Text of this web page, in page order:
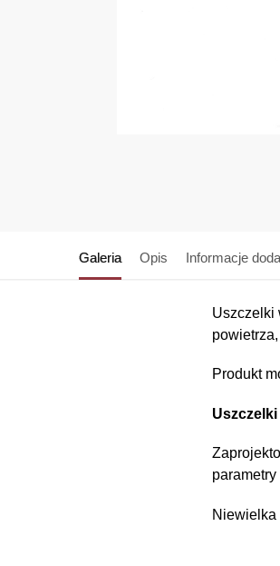
Galeria Opis Informacje
Uszczelki
Produkt
Niewielka